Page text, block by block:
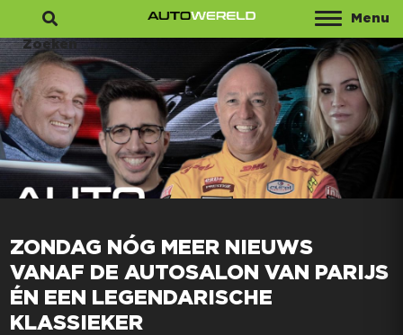
Menu
Zoeken
ZONDAG NÓG MEER NIEUWS
VANAF DE AUTOSALON VAN PARIJS
ÉN EEN LEGENDARISCHE
KLASSIEKER